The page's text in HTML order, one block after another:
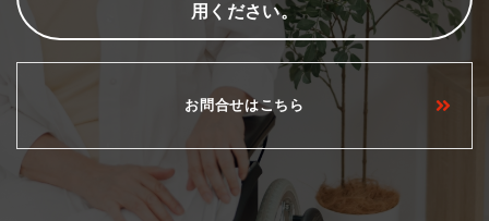
用ください。
お問合せはこちら